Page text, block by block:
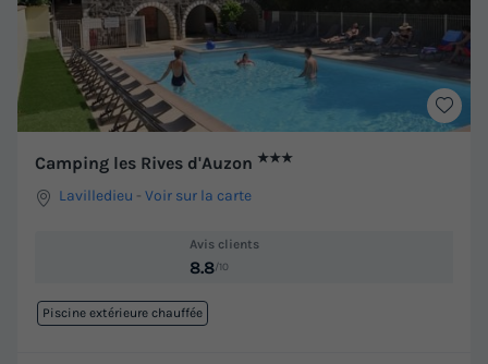
Camping les Rives d'Auzon ★★★
Lavilledieu -Voir sur la carte
Avis clients
8.8/10
Piscine extérieure chauffée